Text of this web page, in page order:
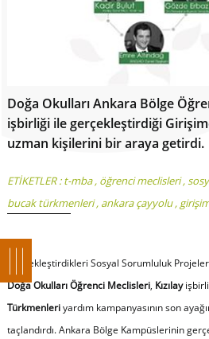
Doğa Okulları Ankara Bölge
işbirliği ile gerçekleştirdiği
uzman kişilerini bir araya getirdi.
ETİKETLER :t-mba, öğrenci meclisleri,
bucak türkmenleri, ankara çayyolu,
Gerçekleştirdikleri Sosyal Sorumluluk
Doğa Okulları Öğrenci Meclisleri, Kızılay
Türkmenleriyardım kampanyasının son
taçlandırdı. Ankara Bölge Kampüslerinin